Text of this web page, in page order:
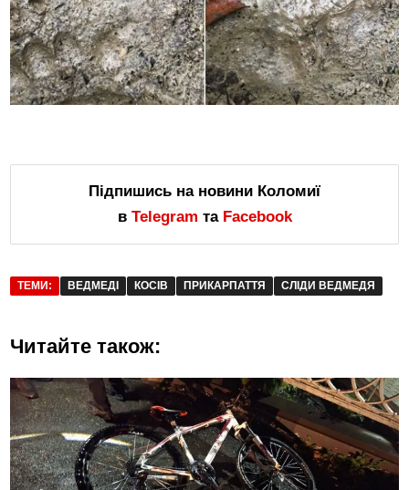
Підпишись на новини Коломиї
в Telegram та Facebook
ТЕМИ: ВЕДМЕДІ КОСІВ ПРИКАРПАТТЯ СЛІДИ ВЕДМЕДЯ
Читайте також: